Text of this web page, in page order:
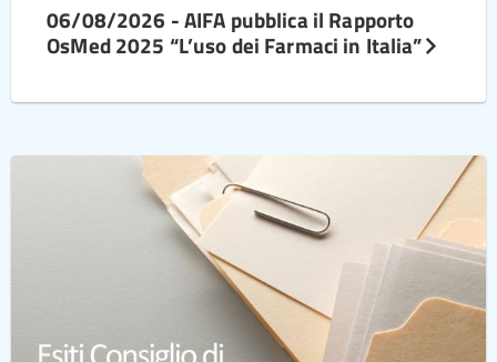
06/08/2026 - AIFA pubblica il Rapporto
OsMed 2025 “L’uso dei Farmaci in Italia”